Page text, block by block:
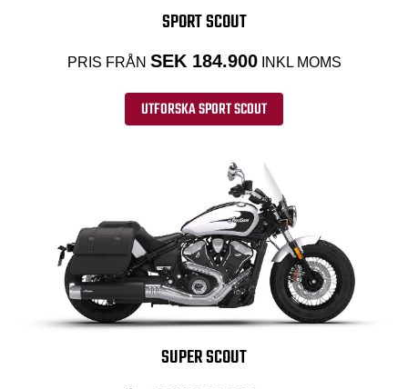
SPORT SCOUT
PRIS FRÅN SEK 184.900 INKL MOMS
UTFORSKA SPORT SCOUT
SUPER SCOUT